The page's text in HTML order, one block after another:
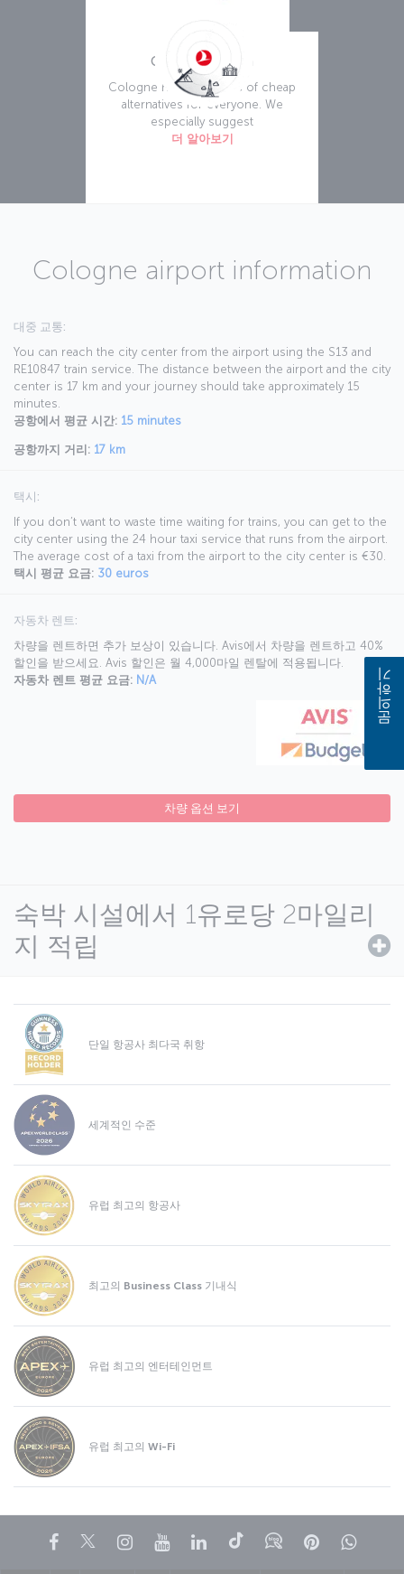
Cologne Kitchen
Cologne has thousands of cheap
alternatives for everyone. We
especially suggest
더 알아보기
Cologne airport information
대중 교통:
You can reach the city center from the airport using the S13 and
RE10847 train service. The distance between the airport and the city
center is 17 km and your journey should take approximately 15
minutes.
공항에서 평균 시간: 15 minutes
공항까지 거리: 17 km
택시:
If you don’t want to waste time waiting for trains, you can get to the
city center using the 24 hour taxi service that runs from the airport.
The average cost of a taxi from the airport to the city center is €30.
택시 평균 요금: 30 euros
자동차 렌트:
차량을 렌트하면 추가 보상이 있습니다. Avis에서 차량을 렌트하고 40%
할인을 받으세요. Avis 할인은 월 4,000마일 렌탈에 적용됩니다.
자동차 렌트 평균 요금: N/A
차량 옵션 보기
숙박 시설에서 1유로당 2마일리
지 적립
단일 항공사 최다국 취항
세계적인 수준
유럽 최고의 항공사
최고의 Business Class 기내식
유럽 최고의 엔터테인먼트
유럽 최고의 Wi-Fi
페이스북
트위터인스타그램
유튜브링크드인
틱톡블로그Pinterest
문의하기